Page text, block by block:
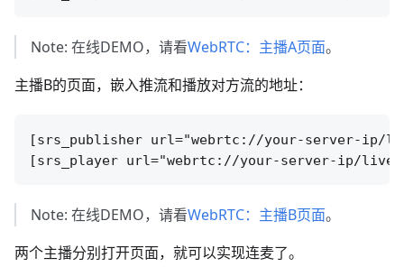
Note: 在线DEMO，请看WebRTC：主播A页面。
主播B的页面，嵌入推流和播放对方流的地址：
[srs_publisher url="webrtc://your-server-ip/
Note: 在线DEMO，请看WebRTC：主播B页面。
两个主播分别打开页面，就可以实现连麦了。